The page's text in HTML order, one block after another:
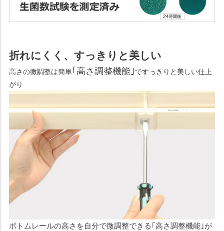
折れにくく、すっきりと美しい
高さの微調整は簡単｢高さ調整機能｣ですっきりと美しい仕上
がり
ボトムレールの高さを自分で微調整できる｢高さ調整機能｣が